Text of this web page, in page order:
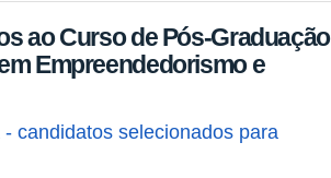
ao Curso de Pós-Graduação
Empreendedorismo e
candidatos selecionados para